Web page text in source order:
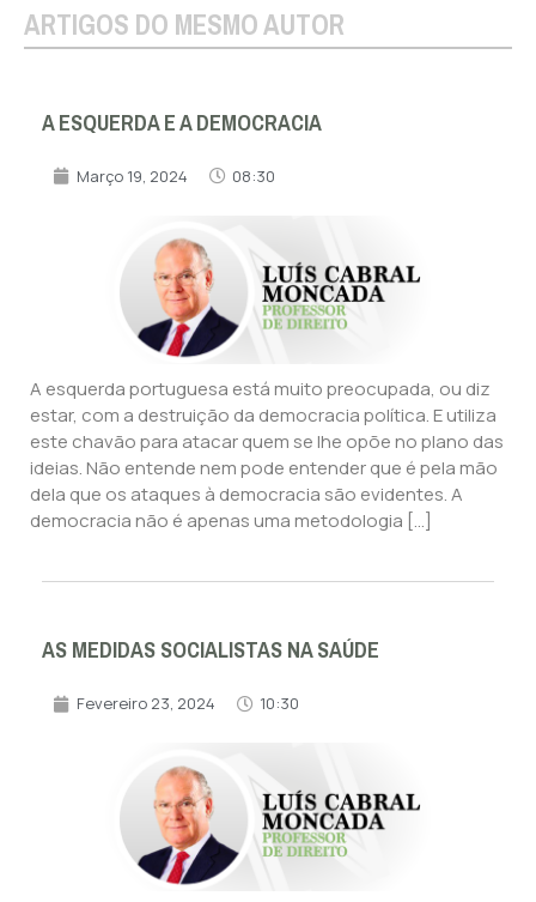
ARTIGOS DO MESMO AUTOR
A ESQUERDA E A DEMOCRACIA
Março 19, 2024 08:30
A esquerda portuguesa está muito preocupada, ou diz
estar, com a destruição da democracia política. E utiliza
este chavão para atacar quem se lhe opõe no plano das
ideias. Não entende nem pode entender que é pela mão
dela que os ataques à democracia são evidentes. A
democracia não é apenas uma metodologia […]
AS MEDIDAS SOCIALISTAS NA SAÚDE
Fevereiro 23, 2024 10:30